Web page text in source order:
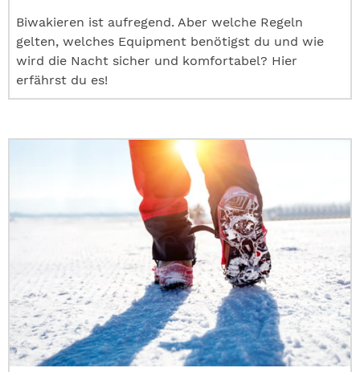
Biwakieren ist aufregend. Aber welche Regeln
gelten, welches Equipment benötigst du und wie
wird die Nacht sicher und komfortabel? Hier
erfährst du es!